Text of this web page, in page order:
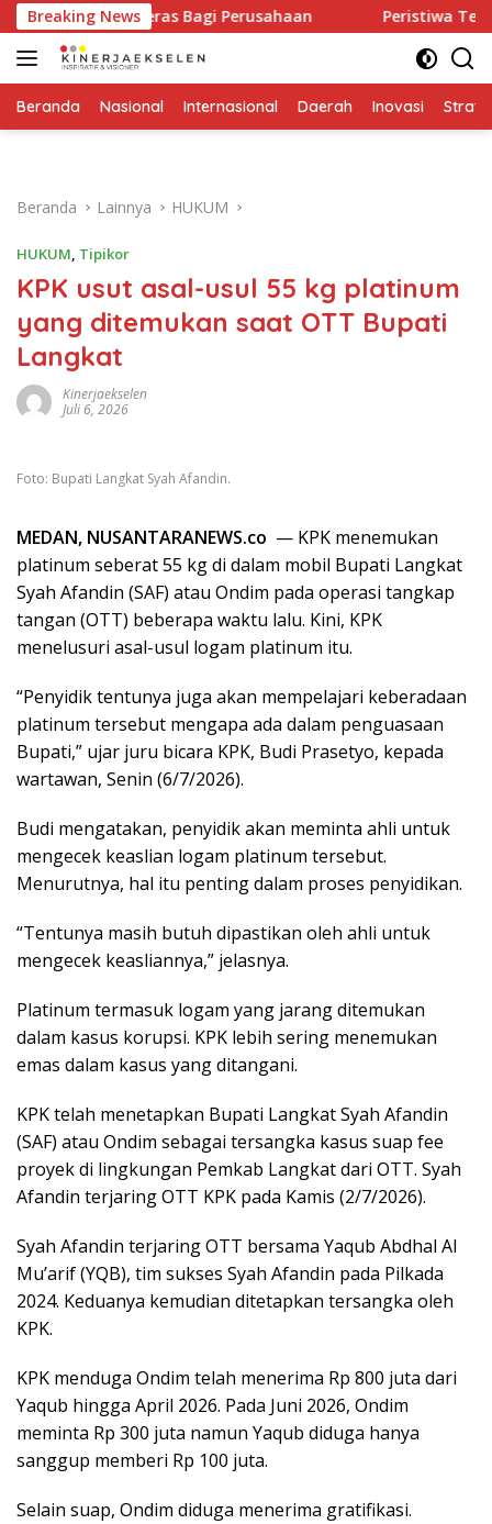
Langsung
ke
konten
Breaking News
Keras Bagi Perusahaan Peristiwa Terjadi
Beranda Nasional Internasional Daerah Inovasi
Beranda Lainnya HUKUM
HUKUM, Tipikor
KPK usut asal-usul 55 kg platinum
yang ditemukan saat OTT Bupati
Langkat
Kinerjaekselen
Juli 6, 2026
Foto: Bupati Langkat Syah Afandin.
MEDAN, NUSANTARANEWS.co — KPK menemukan
platinum seberat 55 kg di dalam mobil Bupati Langkat
Syah Afandin (SAF) atau Ondim pada operasi tangkap
tangan (OTT) beberapa waktu lalu. Kini, KPK
menelusuri asal-usul logam platinum itu.
“Penyidik tentunya juga akan mempelajari keberadaan
platinum tersebut mengapa ada dalam penguasaan
Bupati,” ujar juru bicara KPK, Budi Prasetyo, kepada
wartawan, Senin (6/7/2026).
Budi mengatakan, penyidik akan meminta ahli untuk
mengecek keaslian logam platinum tersebut.
Menurutnya, hal itu penting dalam proses penyidikan.
“Tentunya masih butuh dipastikan oleh ahli untuk
mengecek keasliannya,” jelasnya.
Platinum termasuk logam yang jarang ditemukan
dalam kasus korupsi. KPK lebih sering menemukan
emas dalam kasus yang ditangani.
KPK telah menetapkan Bupati Langkat Syah Afandin
(SAF) atau Ondim sebagai tersangka kasus suap fee
proyek di lingkungan Pemkab Langkat dari OTT. Syah
Afandin terjaring OTT KPK pada Kamis (2/7/2026).
Syah Afandin terjaring OTT bersama Yaqub Abdhal Al
Mu’arif (YQB), tim sukses Syah Afandin pada Pilkada
2024. Keduanya kemudian ditetapkan tersangka oleh
KPK.
KPK menduga Ondim telah menerima Rp 800 juta dari
Yaqub hingga April 2026. Pada Juni 2026, Ondim
meminta Rp 300 juta namun Yaqub diduga hanya
sanggup memberi Rp 100 juta.
Selain suap, Ondim diduga menerima gratifikasi.